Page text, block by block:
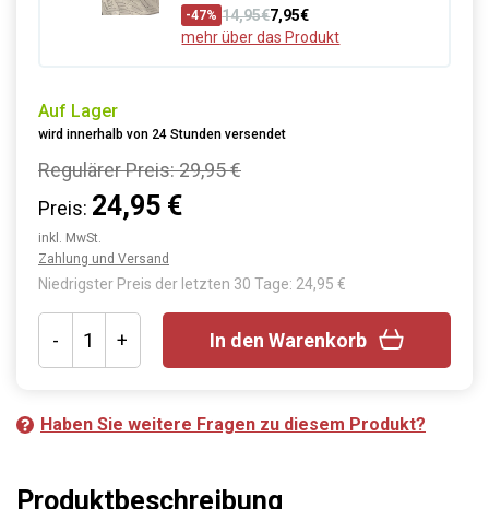
-47% 14,95€7,95€
mehr über das Produkt
Auf Lager
wird innerhalb von 24 Stunden versendet
Regulärer Preis:29,95 €
Preis: 24,95 €
inkl. MwSt.
Zahlung und Versand
Niedrigster Preis der letzten 30 Tage: 24,95 €
- + In den Warenkorb
Haben Sie weitere Fragen zu diesem Produkt?
Produktbeschreibung